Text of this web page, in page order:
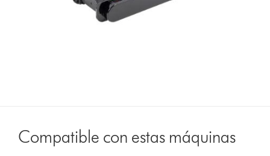
Compatible con estas máquinas